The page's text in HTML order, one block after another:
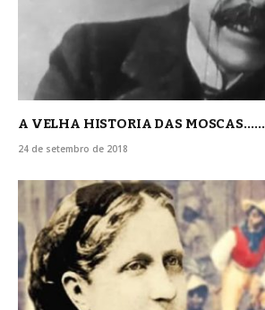
A VELHA HISTORIA DAS MOSCAS……
24 de setembro de 2018